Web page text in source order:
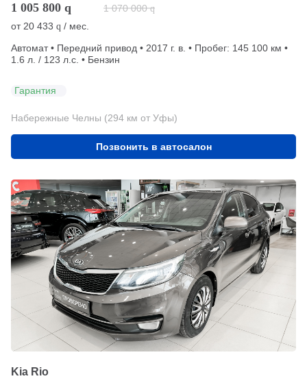
1 005 800 q 1 070 000 q
от 20 433 q / мес.
Автомат • Передний привод • 2017 г. в. • Пробег: 145 100 км •
1.6 л. / 123 л.с. • Бензин
Гарантия
Набережные Челны (294 км от Уфы)
Позвонить в автосалон
Kia Rio